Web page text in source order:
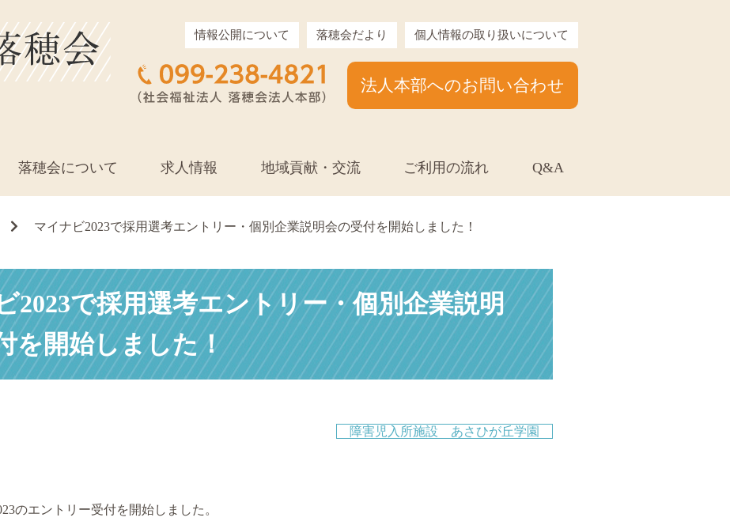
情報公開について 落穂会だより 個人情報の取り扱いについて
法人本部へのお問い合わせ
落穂会について 求人情報 地域貢献・交流 ご利用の流れ Q&A
マイナビ2023で採用選考エントリー・個別企業説明会の受付を開始しました！
2023で採用選考エントリー・個別企業説明
を開始しました！
障害児入所施設 あさひが丘学園
のエントリー受付を開始しました。